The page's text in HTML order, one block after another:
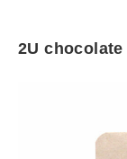
2U chocolate